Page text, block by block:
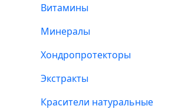
Витамины
Минералы
Хондропротекторы
Экстракты
Красители натуральные